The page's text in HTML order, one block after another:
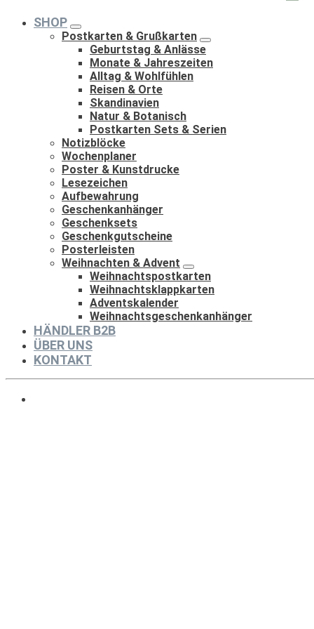
nach:
SHOP
Postkarten & Grußkarten
Geburtstag & Anlässe
Monate & Jahreszeiten
Alltag & Wohlfühlen
Reisen & Orte
Skandinavien
Natur & Botanisch
Postkarten Sets & Serien
Notizblöcke
Wochenplaner
Poster & Kunstdrucke
Lesezeichen
Aufbewahrung
Geschenkanhänger
Geschenksets
Geschenkgutscheine
Posterleisten
Weihnachten & Advent
Weihnachtspostkarten
Weihnachtsklappkarten
Adventskalender
Weihnachtsgeschenkanhänger
HÄNDLER B2B
ÜBER UNS
KONTAKT